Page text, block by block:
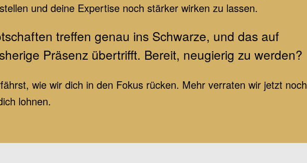
und deine Expertise noch stärker wirken zu lassen.
treffen genau ins Schwarze, und das auf
Präsenz übertrifft. Bereit, neugierig zu werden?
wie wir dich in den Fokus rücken. Mehr verraten wir jetzt noch
lohnen.